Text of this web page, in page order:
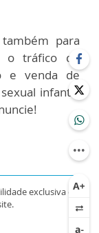
para
o tráfico de
e venda de
infantil.
exclusiva de